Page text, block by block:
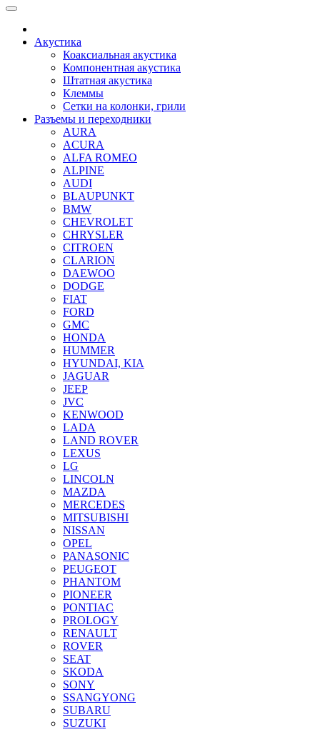
Акустика
Коаксиальная акустика
Компонентная акустика
Штатная акустика
Клеммы
Сетки на колонки, грили
Разъемы и переходники
AURA
ACURA
ALFA ROMEO
ALPINE
AUDI
BLAUPUNKT
BMW
CHEVROLET
CHRYSLER
CITROEN
CLARION
DAEWOO
DODGE
FIAT
FORD
GMC
HONDA
HUMMER
HYUNDAI, KIA
JAGUAR
JEEP
JVC
KENWOOD
LADA
LAND ROVER
LEXUS
LG
LINCOLN
MAZDA
MERCEDES
MITSUBISHI
NISSAN
OPEL
PANASONIC
PEUGEOT
PHANTOM
PIONEER
PONTIAC
PROLOGY
RENAULT
ROVER
SEAT
SKODA
SONY
SSANGYONG
SUBARU
SUZUKI